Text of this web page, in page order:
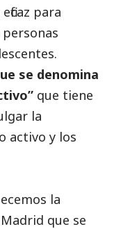
para
se denomina
que tiene
la
activo y los
la
que se